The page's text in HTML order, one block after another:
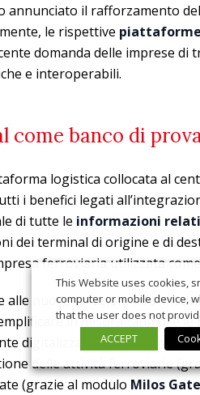
annunciato il rafforzamento
le rispettive
domanda delle imprese di
e interoperabili.
come banco di
logistica collocata al
i benefici legati
di tutte le informazioni
dei terminal di origine e di
ferroviaria utilizzata
alle nuove soluzioni
in misura tangibile le
digitalizzate grazie al
delle attività ferroviarie
(grazie al modulo Milos Gate
This Website uses cookies,
computer or mobile device,
that the user does not
ACCEPT